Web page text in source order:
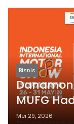
Bisnis
MUFG
Spesial di
Mei 29, 2026